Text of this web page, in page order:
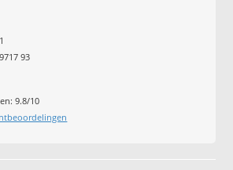
93
9.8/10